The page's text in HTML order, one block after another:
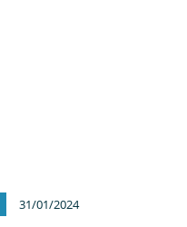
31/01/2024